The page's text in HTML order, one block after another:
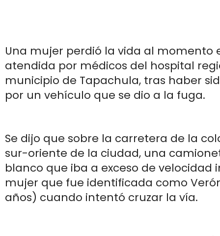
Una mujer perdió la vida al momento
atendida por médicos del hospital
municipio de Tapachula, tras haber
por un vehículo que se dio a la fuga.
Se dijo que sobre la carretera de la
sur-oriente de la ciudad, una
blanco que iba a exceso de velocidad
mujer que fue identificada como
años) cuando intentó cruzar la vía.